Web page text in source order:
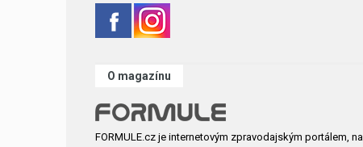
O magazínu
FORMULE.cz je internetovým zpravodajským portálem, na